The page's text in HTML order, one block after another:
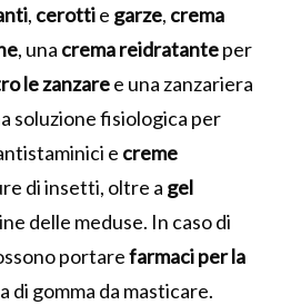
, cerottie garze, crema
, una crema reidratanteper
le zanzaree una zanzariera
soluzione fisiologica per
e creme
di insetti, oltre a gel
delle meduse. In caso di
portarefarmaci per la
di gomma da masticare.